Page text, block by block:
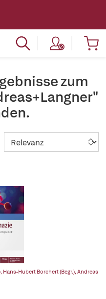
zum
, Hans-Hubert Borchert (Begr.),Andreas